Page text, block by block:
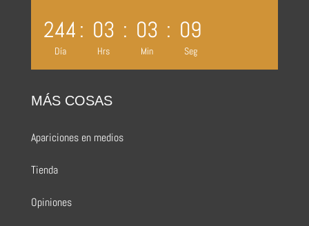
244
Día
: 03
Hrs
: 03
Min
: 09
Seg
MÁS COSAS
Apariciones en medios
Tienda
Opiniones